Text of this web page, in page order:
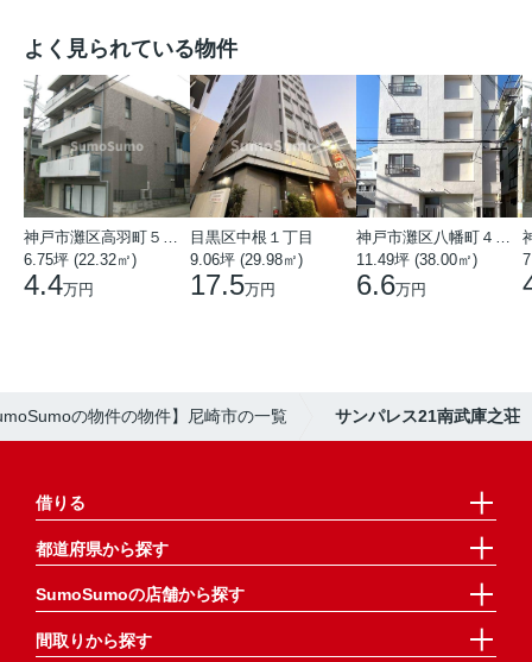
よく見られている物件
6.75坪 (22.32㎡)
4.4万円
目黒区中根１丁目
9.06坪 (29.98㎡)
17.5万円
11.49坪 (38.00㎡)
6.6万円
の物件の物件】尼崎市の一覧 サンパレス21南武庫之荘
借りる
都道府県から探す
SumoSumoの店舗から探す
間取りから探す